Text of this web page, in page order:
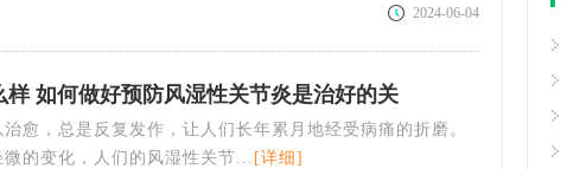
2024-06-04
如何做好预防风湿性关节炎是治好的关
愈，总是反复发作，让人们长年累月地经受病痛的折磨。
的变化，人们的风湿性关节... [详细]